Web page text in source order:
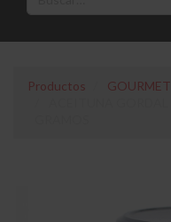
Productos
GOURMET